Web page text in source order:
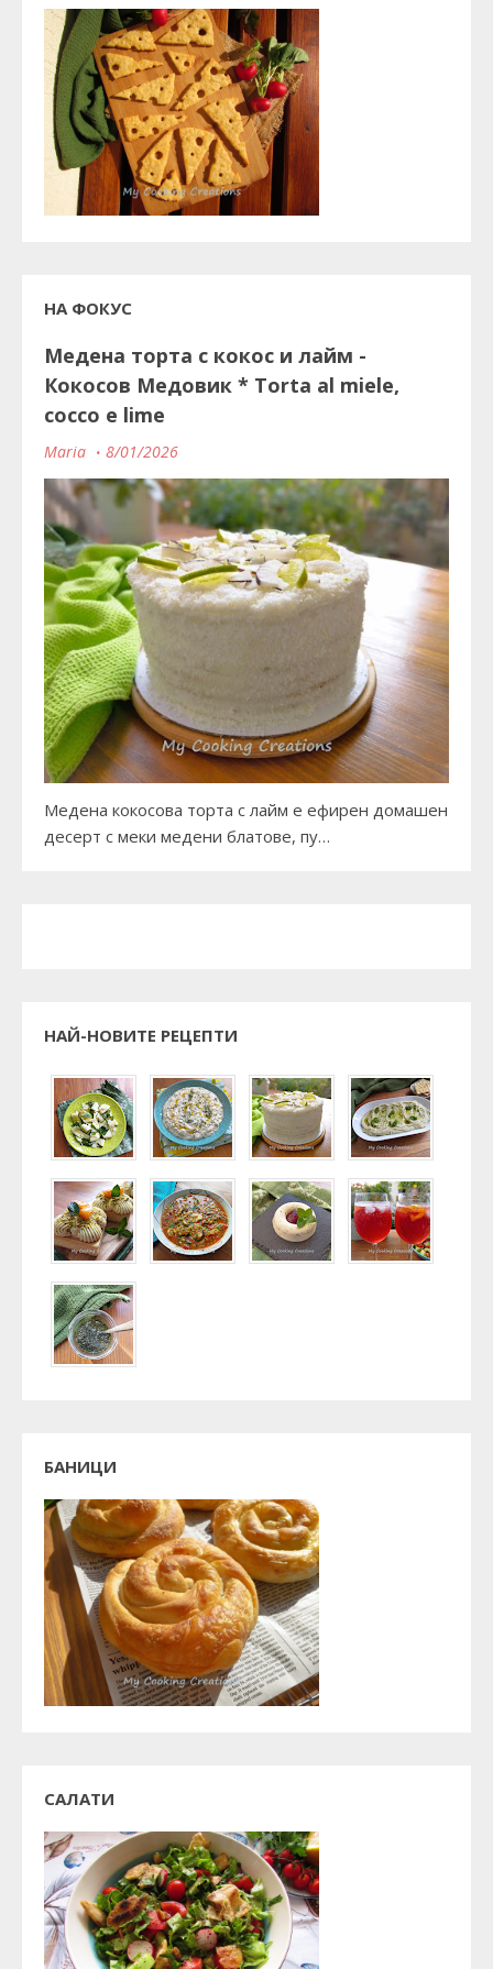
НА ФОКУС
Медена торта с кокос и лайм -
Кокосов Медовик * Torta al miele,
cocco e lime
Maria 8/01/2026
Медена кокосова торта с лайм е ефирен домашен
десерт с меки медени блатове, пу…
НАЙ-НОВИТЕ РЕЦЕПТИ
БАНИЦИ
САЛАТИ